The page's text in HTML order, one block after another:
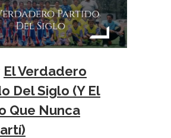
El Verdadero
Del Siglo (Y El
Que Nunca